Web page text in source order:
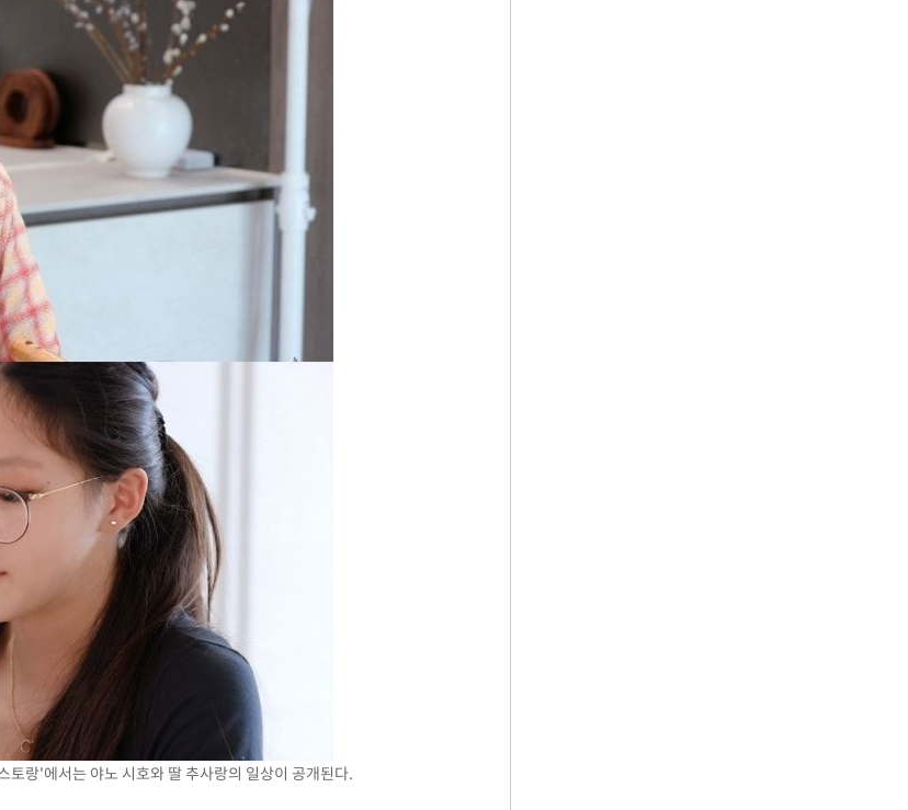
랑'에서는 야노 시호와 딸 추사랑의 일상이 공개된다.